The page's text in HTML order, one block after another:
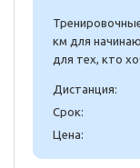
км для
для тех, кто
Дистанция:
Срок:
Цена: